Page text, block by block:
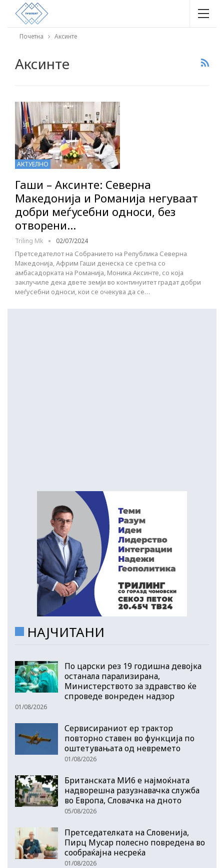
Почетна Аксинте
Аксинте
АКТУЕЛНО
Гаши – Аксинте: Северна
Македонија и Романија негуваат
добри меѓусебни односи, без
отворени…
Triling Mk 02/07/2024
Претседателот на Собранието на Република Северна
Македонија, Африм Гаши денеска се сретна со
амбасадорката на Романија, Моника Аксинте, со која
заклучиле дека двете земји во континуитет градат добри
меѓусебни односи, кои се очекува да се…
НАЈЧИТАНИ
По царски рез 19 годишна девојка
останала парализирана,
Министерството за здравство ќе
спроведе вонреден надзор
01/08/2026
Сервисираниот ер трактор
повторно ставен во функција по
оштетувањата од невремето
01/08/2026
Британската МИ6 е најмоќната
надворешна разузнавачка служба
во Европа, Словачка на дното
05/08/2026
Претседателката на Словенија,
Пирц Мусар полесно повредена во
сообраќајна несреќа
01/08/2026